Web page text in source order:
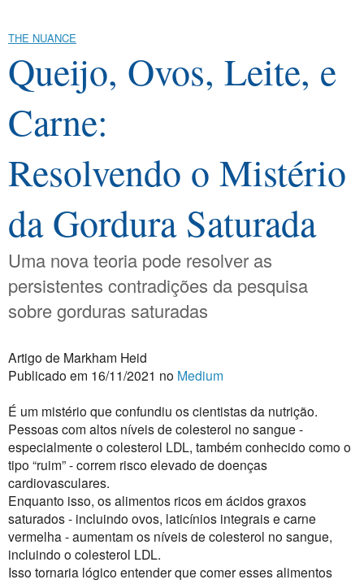
THE NUANCE
Queijo, Ovos, Leite, e
Carne:
Resolvendo o Mistério
da Gordura Saturada
Uma nova teoria pode resolver as
persistentes contradições da pesquisa
sobre gorduras saturadas
Artigo de Markham Heid
Publicado em 16/11/2021 no Medium
É um mistério que confundiu os cientistas da nutrição.
Pessoas com altos níveis de colesterol no sangue -
especialmente o colesterol LDL, também conhecido como o
tipo “ruim” - correm risco elevado de doenças
cardiovasculares.
Enquanto isso, os alimentos ricos em ácidos graxos
saturados - incluindo ovos, laticínios integrais e carne
vermelha - aumentam os níveis de colesterol no sangue,
incluindo o colesterol LDL.
Isso tornaria lógico entender que comer esses alimentos